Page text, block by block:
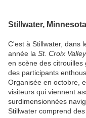
Stillwater, Minnesota
C'est à Stillwater, dans
année la St. Croix
en scène des
des participants
Organisée en octobre,
visiteurs qui viennent
surdimensionnées
Stillwater comprend